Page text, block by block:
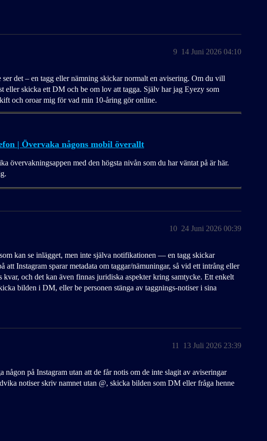
14 Juni 2026 04:10
9
ser det – en tagg eller nämning skickar normalt en avisering. Om du vill
eller skicka ett DM och be om lov att tagga. Själv har jag Eyezy som
och oroar mig för vad min 10-åring gör online.
| Övervaka någons mobil överallt
övervakningsappen med den högsta nivån som du har väntat på är här.
24 Juni 2026 00:39
10
kan se inlägget, men inte själva notifikationen — en tagg skickar
att Instagram sparar metadata om taggar/nämuningar, så vid ett intrång eller
kvar, och det kan även finnas juridiska aspekter kring samtycke. Ett enkelt
bilden i DM, eller be personen stänga av taggnings-notiser i sina
13 Juli 2026 23:39
11
på Instagram utan att de får notis om de inte slagit av aviseringar
notiser skriv namnet utan @, skicka bilden som DM eller fråga henne